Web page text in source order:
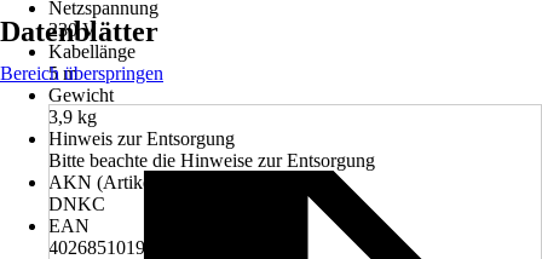
Netzspannung
230 V
Kabellänge
5 m
Gewicht
3,9 kg
Hinweis zur Entsorgung
Bitte beachte die Hinweise zur Entsorgung
AKN (Artikelkurznummer)
DNKC
EAN
4026851019370
Datenblätter
Bereich überspringen